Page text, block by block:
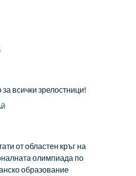
всички зрелостници!
от областен кръг на
олимпиада по
образование